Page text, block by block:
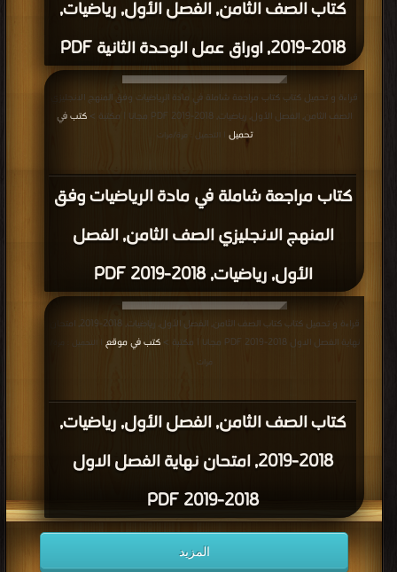
كتاب الصف الثامن, الفصل الأول, رياضيات,
2018-2019, اوراق عمل الوحدة الثانية PDF
كتاب مراجعة شاملة في مادة الرياضيات وفق
المنهج الانجليزي الصف الثامن, الفصل
الأول, رياضيات, 2018-2019 PDF
قراءة و تحميل كتاب كتاب مراجعة شاملة في مادة الرياضيات وفق المنهج الانجليزي
الصف الثامن, الفصل الأول, رياضيات, 2018-2019 PDF مجانا | مكتبة >
كتب في
تحميل
| التحميل : مرة/مرات
كتاب الصف الثامن, الفصل الأول, رياضيات,
2018-2019, امتحان نهاية الفصل الاول
2018-2019 PDF
قراءة و تحميل كتاب كتاب الصف الثامن, الفصل الأول, رياضيات, 2018-2019, امتحان
نهاية الفصل الاول 2018-2019 PDF مجانا | مكتبة >
كتب في موقع
| التحميل : مرة/
مرات
المزيد